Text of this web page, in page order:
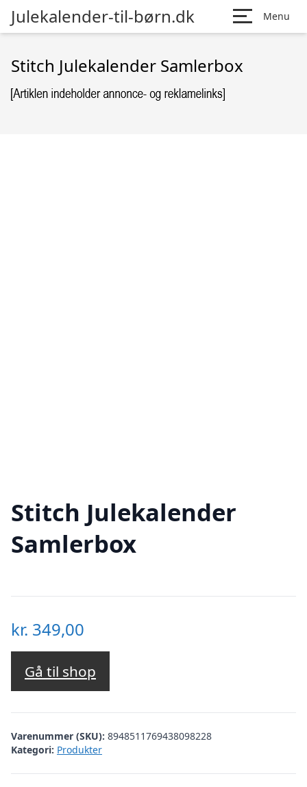
Julekalender-til-børn.dk Menu
Stitch Julekalender Samlerbox
Stitch Julekalender
Samlerbox
kr. 349,00
Gå til shop
Varenummer (SKU): 8948511769438098228
Kategori: Produkter